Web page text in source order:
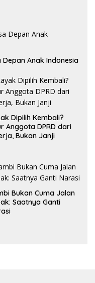
Anak Indonesia
Dipilih Kembali?
Anggota DPRD dari
Bukan Janji
Bukan Cuma Jalan
Saatnya Ganti